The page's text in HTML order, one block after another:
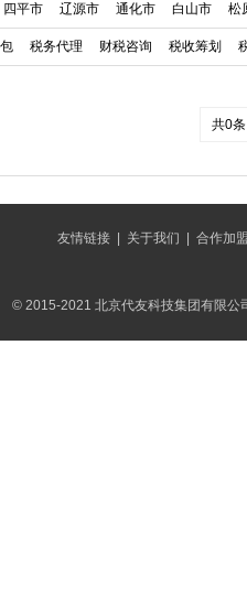
四平市 辽源市 通化市 白山市 松
税务代理 财税咨询 税收筹划
共0条
友情链接| 关于我们 合作加
© 2015-2021 北京代友科技集团有限